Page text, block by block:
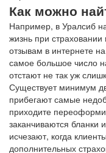
Как можно
Например, в Уралсиб
жизнь при
отзывам в интернете
самое большое число
отстают не так уж
Существует минимум
прибегают самые
приходите
заканчиваются бланки
исчезают, когда
дополнительных